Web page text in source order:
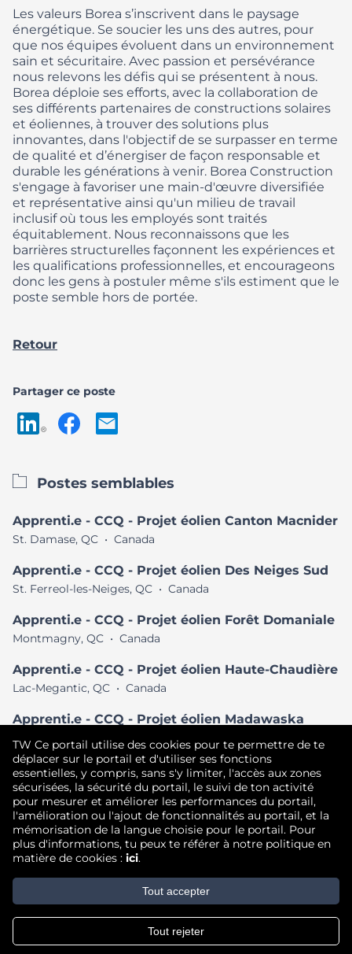
TW Ce portail utilise des cookies pour te permettre de te
déplacer sur le portail et d'utiliser ses fonctions
essentielles, y compris, sans s'y limiter, l'accès aux zones
sécurisées, la sécurité du portail, le suivi de ton activité
pour mesurer et améliorer les performances du portail,
l'amélioration ou l'ajout de fonctionnalités au portail, et la
mémorisation de la langue choisie pour le portail. Pour
plus d'informations, tu peux te référer à notre politique en
matière de cookies : ici.
Tout accepter
Tout rejeter
Les valeurs Borea s’inscrivent dans le paysage
énergétique. Se soucier les uns des autres, pour
que nos équipes évoluent dans un environnement
sain et sécuritaire. Avec passion et persévérance
nous relevons les défis qui se présentent à nous.
Borea déploie ses efforts, avec la collaboration de
ses différents partenaires de constructions solaires
et éoliennes, à trouver des solutions plus
innovantes, dans l'objectif de se surpasser en terme
de qualité et d’énergiser de façon responsable et
durable les générations à venir. Borea Construction
s'engage à favoriser une main-d'œuvre diversifiée
et représentative ainsi qu'un milieu de travail
inclusif où tous les employés sont traités
équitablement. Nous reconnaissons que les
barrières structurelles façonnent les expériences et
les qualifications professionnelles, et encourageons
donc les gens à postuler même s'ils estiment que le
poste semble hors de portée.
Retour
Partager ce poste
Postes semblables
Apprenti.e - CCQ - Projet éolien Canton Macnider
St. Damase, QC • Canada
Apprenti.e - CCQ - Projet éolien Des Neiges Sud
St. Ferreol-les-Neiges, QC • Canada
Apprenti.e - CCQ - Projet éolien Forêt Domaniale
Montmagny, QC • Canada
Apprenti.e - CCQ - Projet éolien Haute-Chaudière
Lac-Megantic, QC • Canada
Apprenti.e - CCQ - Projet éolien Madawaska
Degelis, QC • Canada
Voir tous les postes semblables
Droit d'auteur © 2026
Conditions d'utilisation Politique de confidentialité